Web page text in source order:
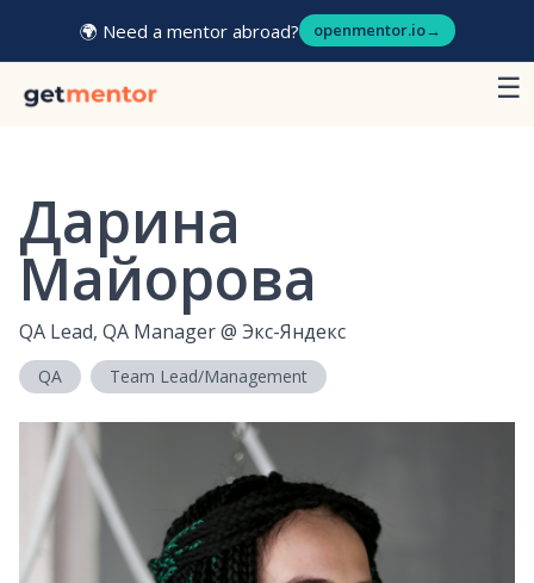
🌍 Need a mentor abroad? openmentor.io→
☰
Дарина
Майорова
QA Lead, QA Manager@ Экс-Яндекс
QA Team Lead/Management